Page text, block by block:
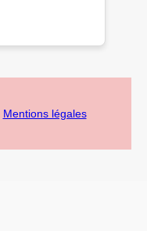
Mentions légales